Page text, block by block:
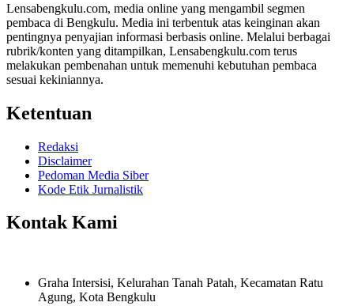
Lensabengkulu.com, media online yang mengambil segmen
pembaca di Bengkulu. Media ini terbentuk atas keinginan akan
pentingnya penyajian informasi berbasis online. Melalui berbagai
rubrik/konten yang ditampilkan, Lensabengkulu.com terus
melakukan pembenahan untuk memenuhi kebutuhan pembaca
sesuai kekiniannya.
Ketentuan
Redaksi
Disclaimer
Pedoman Media Siber
Kode Etik Jurnalistik
Kontak Kami
Graha Intersisi, Kelurahan Tanah Patah, Kecamatan Ratu
Agung, Kota Bengkulu